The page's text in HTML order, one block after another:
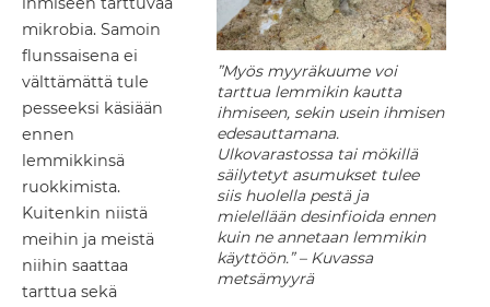
”Myös myyräkuume voi
tarttua lemmikin kautta
ihmiseen, sekin usein ihmisen
edesauttamana.
Ulkovarastossa tai mökillä
säilytetyt asumukset tulee
siis huolella pestä ja
mielellään desinfioida ennen
kuin ne annetaan lemmikin
käyttöön.”– Kuvassa
metsämyyrä
mikrobia. Samoin
flunssaisena ei
välttämättä tule
pesseeksi käsiään
ennen
lemmikkinsä
ruokkimista.
Kuitenkin niistä
meihin ja meistä
niihin saattaa
tarttua sekä